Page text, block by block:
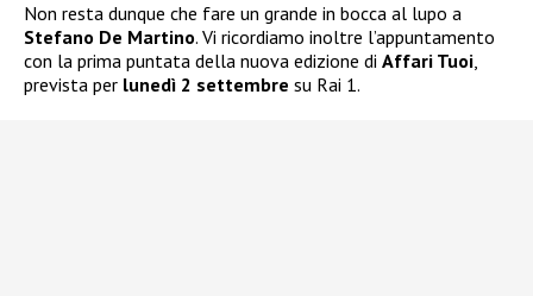
Non resta dunque che fare un grande in bocca al lupo a
Stefano De Martino. Vi ricordiamo inoltre l’appuntamento
con la prima puntata della nuova edizione di Affari Tuoi,
prevista per lunedì 2 settembre su Rai 1.